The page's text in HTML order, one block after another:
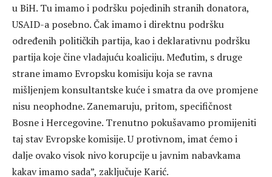
u BiH. Tu imamo i podršku pojedinih stranih donatora,
USAID-a posebno. Čak imamo i direktnu podršku
određenih političkih partija, kao i deklarativnu podršku
partija koje čine vladajuću koaliciju. Međutim, s druge
strane imamo Evropsku komisiju koja se ravna
mišljenjem konsultantske kuće i smatra da ove promjene
nisu neophodne. Zanemaruju, pritom, specifičnost
Bosne i Hercegovine. Trenutno pokušavamo promijeniti
taj stav Evropske komisije. U protivnom, imat ćemo i
dalje ovako visok nivo korupcije u javnim nabavkama
kakav imamo sada”, zaključuje Karić.